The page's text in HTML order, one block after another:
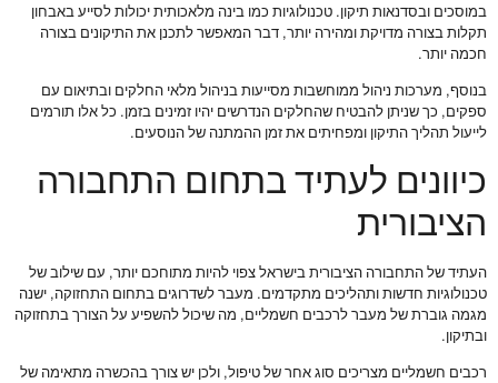
במוסכים ובסדנאות תיקון. טכנולוגיות כמו בינה מלאכותית יכולות לסייע באבחון
תקלות בצורה מדויקת ומהירה יותר, דבר המאפשר לתכנן את התיקונים בצורה
חכמה יותר.
בנוסף, מערכות ניהול ממוחשבות מסייעות בניהול מלאי החלקים ובתיאום עם
ספקים, כך שניתן להבטיח שהחלקים הנדרשים יהיו זמינים בזמן. כל אלו תורמים
לייעול תהליך התיקון ומפחיתים את זמן ההמתנה של הנוסעים.
כיוונים לעתיד בתחום התחבורה
הציבורית
העתיד של התחבורה הציבורית בישראל צפוי להיות מתוחכם יותר, עם שילוב של
טכנולוגיות חדשות ותהליכים מתקדמים. מעבר לשדרוגים בתחום התחזוקה, ישנה
מגמה גוברת של מעבר לרכבים חשמליים, מה שיכול להשפיע על הצורך בתחזוקה
ובתיקון.
רכבים חשמליים מצריכים סוג אחר של טיפול, ולכן יש צורך בהכשרה מתאימה של